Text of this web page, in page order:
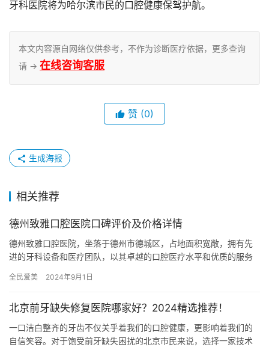
牙科医院将为哈尔滨市民的口腔健康保驾护航。
本文内容源自网络仅供参考，不作为诊断医疗依据，更多查询
请 → 在线咨询客服
赞 (0)
生成海报
相关推荐
德州致雅口腔医院口碑评价及价格详情
德州致雅口腔医院，坐落于德州市德城区，占地面积宽敞，拥有先
进的牙科设备和医疗团队，以其卓越的口腔医疗水平和优质的服务
德城…
全民爱美 2024年9月1日
北京前牙缺失修复医院哪家好？2024精选推荐！
一口洁白整齐的牙齿不仅关乎着我们的口腔健康，更影响着我们的
自信笑容。对于饱受前牙缺失困扰的北京市民来说，选择一家技术